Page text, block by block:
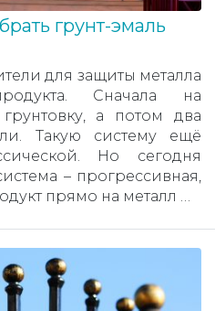
грунт-эмаль
для защиты металла
Сначала на
а потом два
Такую систему ещё
Но сегодня
– прогрессивная,
прямо на металл …